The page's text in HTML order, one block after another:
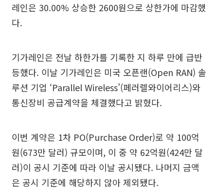
레인은 30.00% 상승한 2600원으로 상한가에 마감했
다.
기가레인은 전날 하한가를 기록한 지 하루 만에 급반
등했다. 이날 기가레인은 미국 오픈랜(Open RAN) 솔
루션 기업 ‘Parallel Wireless’(페러렐와이어리스)와
통신장비 공급계약을 체결했다고 밝혔다.
이번 계약은 1차 PO(Purchase Order)로 약 100억
원(673만 달러) 규모이며, 이 중 약 62억원(424만 달
러)이 공시 기준에 따라 이날 공시됐다. 나머지 금액
은 공시 기준에 해당하지 않아 제외됐다.